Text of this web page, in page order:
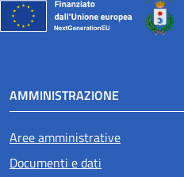
AMMINISTRAZIONE
Aree amministrative
Documenti e dati